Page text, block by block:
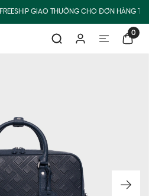
FREESHIP GIAO THƯỜNG CHO ĐƠN HÀNG
0